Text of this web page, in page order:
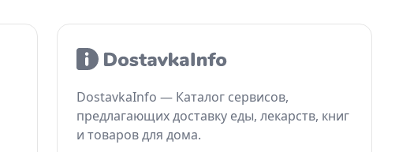
DostavkaInfo — Каталог сервисов,
предлагающих доставку еды, лекарств, книг
и товаров для дома.